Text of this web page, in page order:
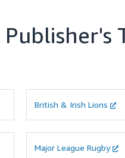
Publisher's
British & Irish Lions
Major League Rugby